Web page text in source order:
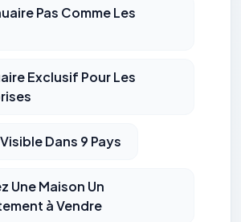
Pas Comme Les
Exclusif Pour Les
Dans 9 Pays
Une Maison Un
à Vendre